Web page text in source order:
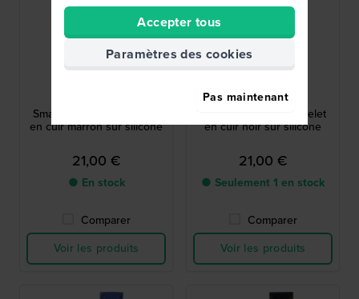
Smartime 22 mm Bracelet
en cuir marron sur silicone
21,00 €
● En stock
Comparer
Voir les produits
BC10932
Smartime 22 mm Bracelet
en cuir noir sur silicone
21,00 €
● Seulement 1 en stock
Comparer
Voir les produits
Accepter tous
Paramètres des cookies
Pas maintenant